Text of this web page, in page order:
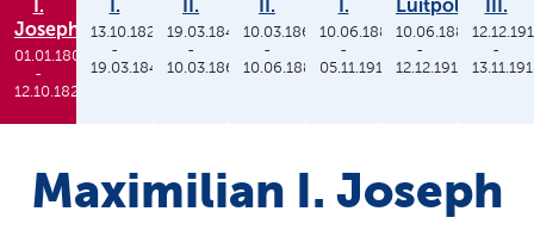
I.
Joseph
01.01.1806
-
12.10.1825
I.
13.10.1825
-
19.03.1848
II.
19.03.1848
-
10.03.1864
II.
10.03.1864
-
10.06.1886
I.
10.06.1886
-
05.11.1913
Luitpold
10.06.1886
-
12.12.1912
III.
-
Maximilian I. Joseph